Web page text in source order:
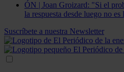
ÓN | Joan Groizard: "Si el
la respuesta desde luego no es
Suscríbete a nuestra Newsletter